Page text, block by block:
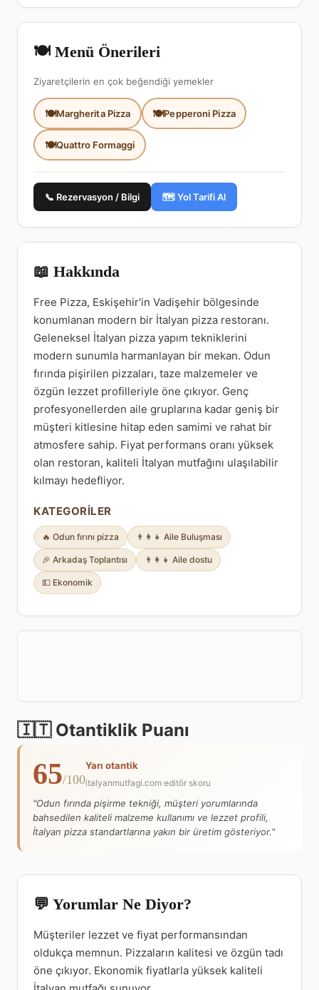
🍽️ Menü Önerileri
Ziyaretçilerin en çok beğendiği yemekler
Margherita Pizza Pepperoni Pizza
Quattro Formaggi
📞 Rezervasyon / Bilgi 🗺️ Yol Tarifi Al
📖 Hakkında
Free Pizza, Eskişehir'in Vadişehir bölgesinde
konumlanan modern bir İtalyan pizza restoranı.
Geleneksel İtalyan pizza yapım tekniklerini
modern sunumla harmanlayan bir mekan. Odun
fırında pişirilen pizzaları, taze malzemeler ve
özgün lezzet profilleriyle öne çıkıyor. Genç
profesyonellerden aile gruplarına kadar geniş bir
müşteri kitlesine hitap eden samimi ve rahat bir
atmosfere sahip. Fiyat performans oranı yüksek
olan restoran, kaliteli İtalyan mutfağını ulaşılabilir
kılmayı hedefliyor.
KATEGORILER
🔥 Odun fırını pizza 👨‍👩‍👧 Aile Buluşması
🎉 Arkadaş Toplantısı 👨‍👩‍👧 Aile dostu
💵 Ekonomik
🇮🇹 Otantiklik Puanı
65/100
Yarı otantik
italyanmutfagi.com editör skoru
"Odun fırında pişirme tekniği, müşteri yorumlarında
bahsedilen kaliteli malzeme kullanımı ve lezzet profili,
İtalyan pizza standartlarına yakın bir üretim gösteriyor."
💬 Yorumlar Ne Diyor?
Müşteriler lezzet ve fiyat performansından
oldukça memnun. Pizzaların kalitesi ve özgün tadı
öne çıkıyor. Ekonomik fiyatlarla yüksek kaliteli